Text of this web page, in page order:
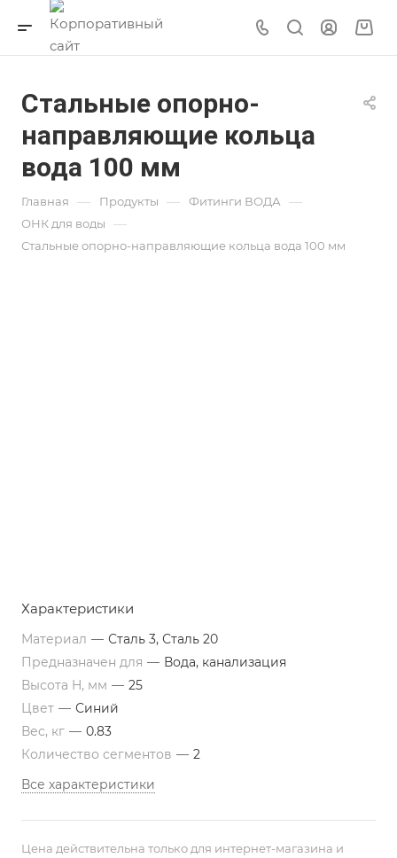
Стальные опорно-
направляющие кольца
вода 100 мм
Главная — Продукты — Фитинги ВОДА —
ОНК для воды —
Стальные опорно-направляющие кольца вода 100 мм
Характеристики
Материал — Сталь 3, Сталь 20
Предназначен для — Вода, канализация
Высота H, мм — 25
Цвет — Синий
Вес, кг — 0.83
Количество сегментов — 2
Все характеристики
Цена действительна только для интернет-магазина и